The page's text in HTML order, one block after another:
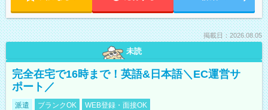
掲載日：2026.08.05
未読
完全在宅で16時まで！英語&日本語＼EC運営サ
ポート／
派遣 ブランクOK WEB登録・面接OK